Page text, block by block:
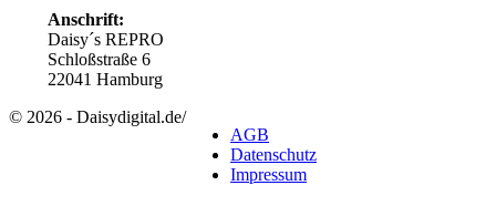
Anschrift:
Daisy´s REPRO
Schloßstraße 6
22041 Hamburg
© 2026 - Daisydigital.de/
AGB
Datenschutz
Impressum